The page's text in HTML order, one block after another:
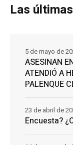
Las
ASESINAN
ATENDIÓ A
PALENQUE
5 de mayo de
Encuesta?
23 de abril de